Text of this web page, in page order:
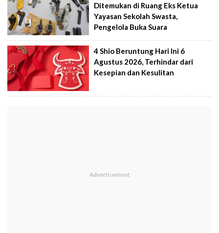
Ditemukan di Ruang Eks Ketua
Yayasan Sekolah Swasta,
Pengelola Buka Suara
4 Shio Beruntung Hari Ini 6
Agustus 2026, Terhindar dari
Kesepian dan Kesulitan